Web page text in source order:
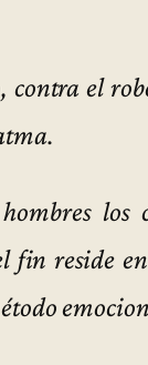
el
los
fin reside